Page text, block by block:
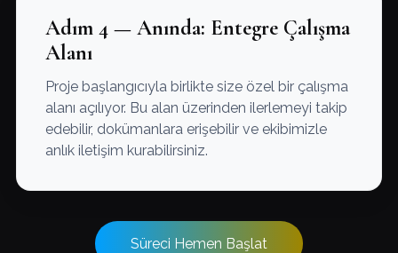
Adım 4 — Anında: Entegre Çalışma
Alanı
Proje başlangıcıyla birlikte size özel bir çalışma
alanı açılıyor. Bu alan üzerinden ilerlemeyi takip
edebilir, dokümanlara erişebilir ve ekibimizle
anlık iletişim kurabilirsiniz.
Süreci Hemen Başlat